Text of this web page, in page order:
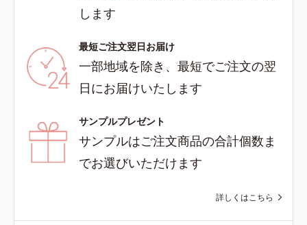
します
最短ご注文翌日お届け
一部地域を除き、最短でご注文の翌
日にお届けいたします
サンプルプレゼント
サンプルはご注文商品の合計個数ま
でお選びいただけます
詳しくはこちら